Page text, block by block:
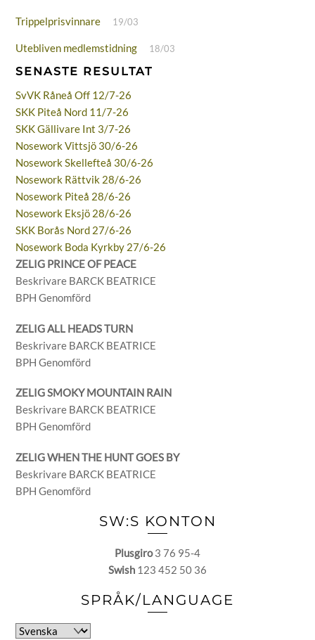
Trippelprisvinnare 19/03
Utebliven medlemstidning 18/03
SENASTE RESULTAT
SvVK Råneå Off 12/7-26
SKK Piteå Nord 11/7-26
SKK Gällivare Int 3/7-26
Nosework Vittsjö 30/6-26
Nosework Skellefteå 30/6-26
Nosework Rättvik 28/6-26
Nosework Piteå 28/6-26
Nosework Eksjö 28/6-26
SKK Borås Nord 27/6-26
Nosework Boda Kyrkby 27/6-26
ZELIG PRINCE OF PEACE
Beskrivare BARCK BEATRICE
BPH Genomförd
ZELIG ALL HEADS TURN
Beskrivare BARCK BEATRICE
BPH Genomförd
ZELIG SMOKY MOUNTAIN RAIN
Beskrivare BARCK BEATRICE
BPH Genomförd
ZELIG WHEN THE HUNT GOES BY
Beskrivare BARCK BEATRICE
BPH Genomförd
SW:S KONTON
Plusgiro3 76 95-4
Swish 123 452 50 36
SPRÅK/LANGUAGE
Välj